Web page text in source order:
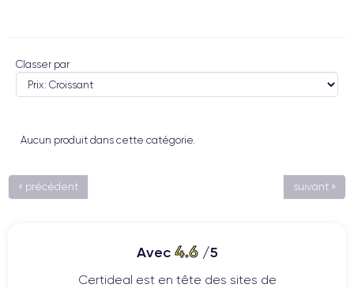
Classer par
Aucun produit dans cette catégorie.
« précédent suivant »
Avec 4.6/5
Certideal est en tête des sites de